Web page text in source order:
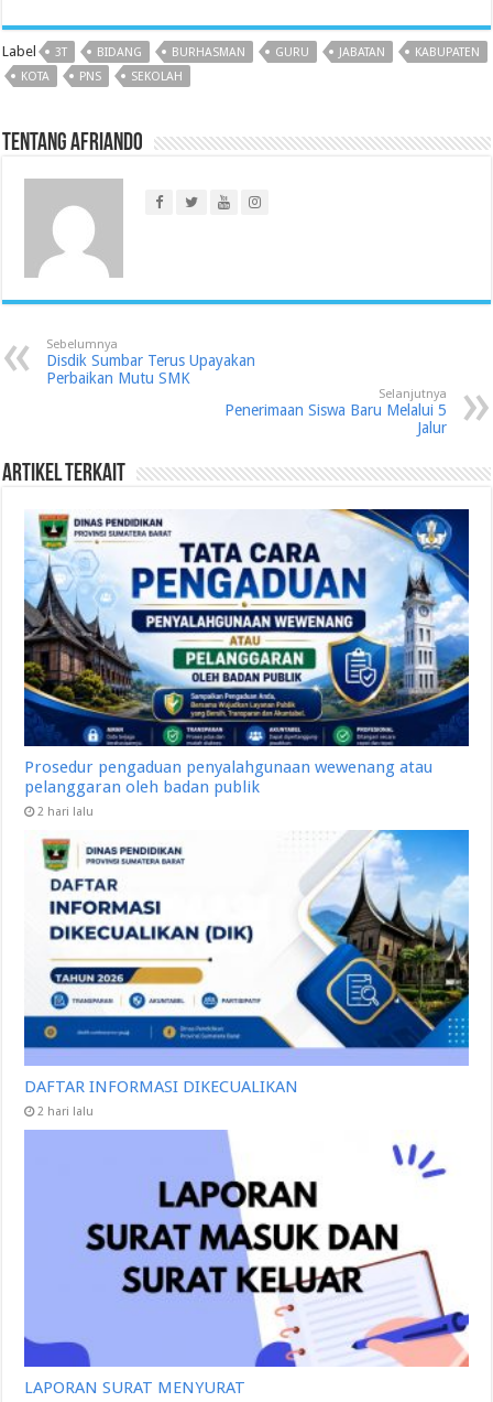
Label 3T BIDANG BURHASMAN GURU JABATAN
KABUPATEN
KOTA
PNS SEKOLAH
Tentang Afriando
Sebelumnya
Disdik Sumbar Terus Upayakan
Perbaikan Mutu SMK
Selanjutnya
Penerimaan Siswa Baru Melalui 5
Jalur
Artikel Terkait
Prosedur pengaduan penyalahgunaan wewenang atau
pelanggaran oleh badan publik
2 hari lalu
DAFTAR INFORMASI DIKECUALIKAN
2 hari lalu
LAPORAN SURAT MENYURAT